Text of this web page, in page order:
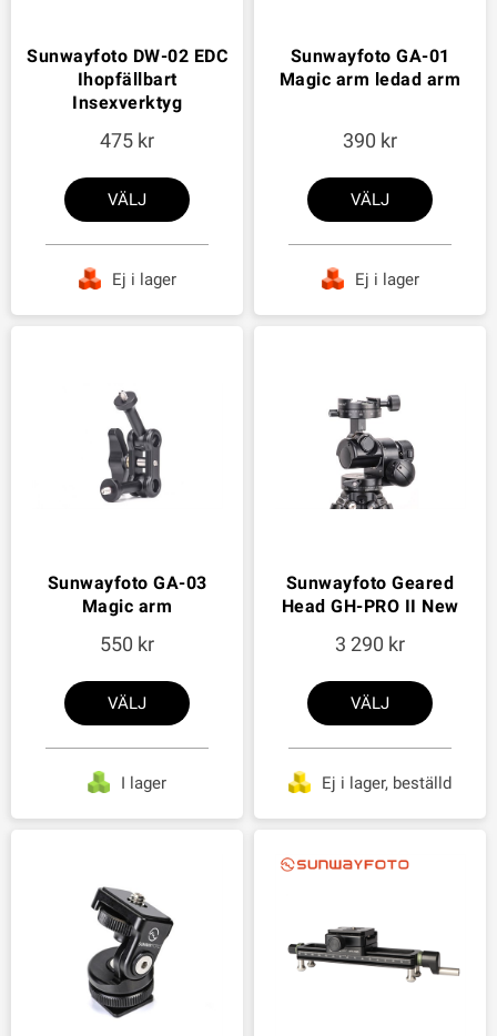
Sunwayfoto DW-02 EDC
Ihopfällbart
Insexverktyg
475
VÄLJ
Ej i lager
Sunwayfoto GA-01
Magic arm ledad arm
390
VÄLJ
Ej i lager
Sunwayfoto GA-03
Magic arm
550
VÄLJ
I lager
Sunwayfoto Geared
Head GH-PRO II New
3 290
VÄLJ
Ej i lager, beställd